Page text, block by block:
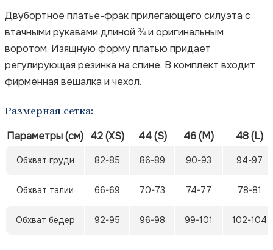
Двубортное платье-фрак прилегающего силуэта с
втачными рукавами длиной ¾ и оригинальным
воротом. Изящную форму платью придает
регулирующая резинка на спине. В комплект входит
фирменная вешалка и чехол.
Размерная сетка:
Параметры (см) 42 (XS) 44 (S) 46 (M) 48 (L)
Обхват груди 82-85 86-89 90-93 94-97
Обхват талии 66-69 70-73 74-77 78-81
Обхват бедер 92-95 96-98 99-101 102-104